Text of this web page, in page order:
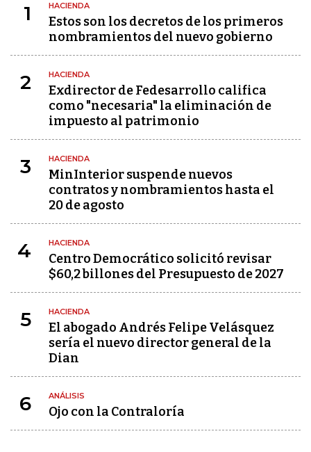
1 HACIENDA
Estos son los decretos de los primeros
nombramientos del nuevo gobierno
2 HACIENDA
Exdirector de Fedesarrollo califica
como "necesaria" la eliminación de
impuesto al patrimonio
3 HACIENDA
MinInterior suspende nuevos
contratos y nombramientos hasta el
20 de agosto
4 HACIENDA
Centro Democrático solicitó revisar
$60,2 billones del Presupuesto de 2027
5 HACIENDA
El abogado Andrés Felipe Velásquez
sería el nuevo director general de la
Dian
6 ANÁLISIS
Ojo con la Contraloría